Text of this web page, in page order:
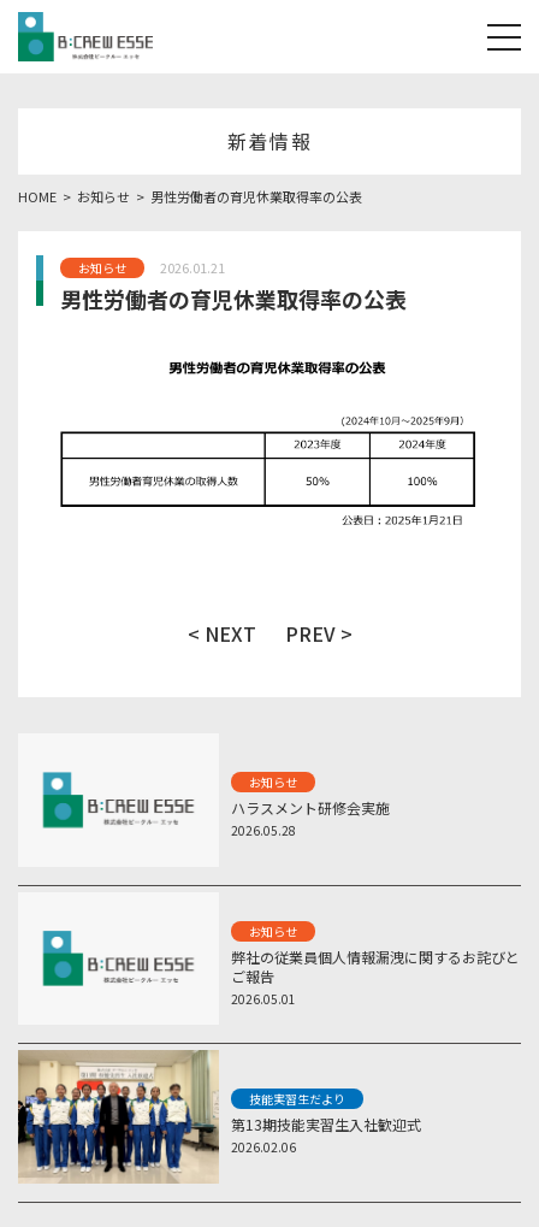
新着情報
HOME お知らせ 男性労働者の育児休業取得率の公表
お知らせ 2026.01.21
男性労働者の育児休業取得率の公表
< NEXT PREV >
お知らせ
ハラスメント研修会実施
2026.05.28
お知らせ
弊社の従業員個人情報漏洩に関するお詫びと
ご報告
2026.05.01
技能実習生だより
第13期技能実習生入社歓迎式
2026.02.06